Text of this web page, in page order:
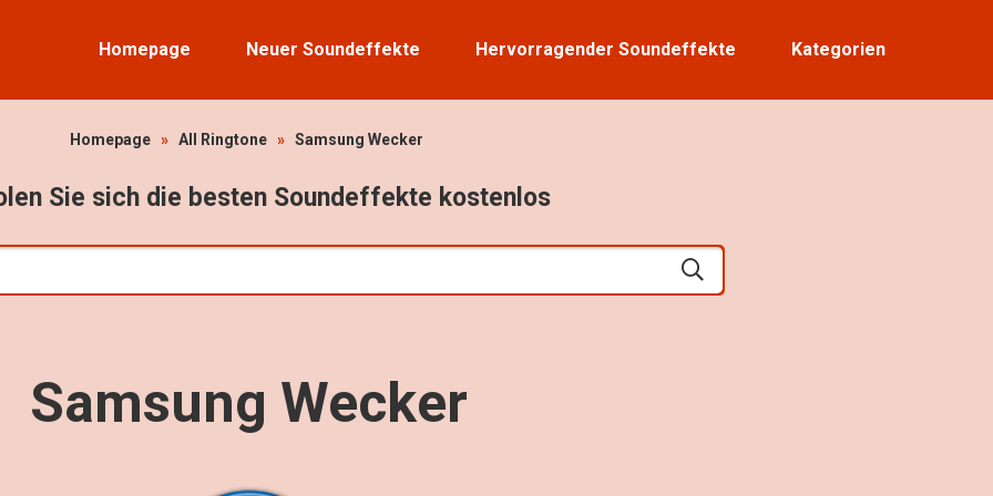
Homepage Neuer Soundeffekte Hervorragender Soundeffekte Kategorien
Homepage » All Ringtone » Samsung Wecker
Sie sich die besten Soundeffekte kostenlos
Samsung Wecker